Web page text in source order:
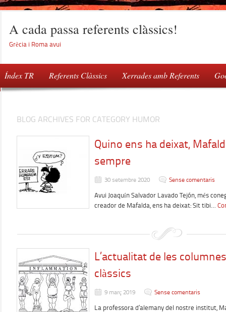
A cada passa referents clàssics!
Grècia i Roma avui
Índex TR Referents Clàssics Xerrades amb Referents
BLOG ARCHIVES FOR CATEGORY HUMOR
Quino ens ha deixat,
sempre
30 setembre 2020 Sense comentaris
Avui Joaquín Salvador Lavado Tejón, més
creador de Mafalda, ens ha deixat: Sit tibi…
L’actualitat de les
clàssics
9 març 2019 Sense comentaris
La professora d’alemany del nostre institut,